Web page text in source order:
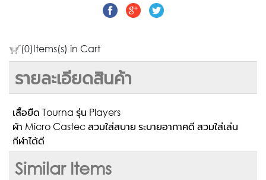
(0)Items(s) in Cart
รายละเอียดสินค้า
เสื้อยืด Tourna รุ่น Players
ผ้า Micro Castec สวมใส่สบาย ระบายอากาศดี สวมใส่เล่น
กีฬาได้ดี
Similar Items